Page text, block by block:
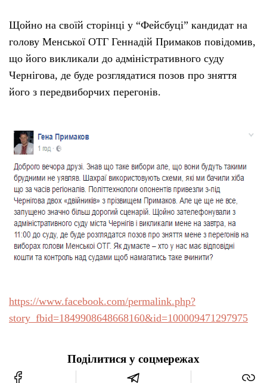
Щойно на своїй сторінці у “Фейсбуці” кандидат на
голову Менської ОТГ Геннадій Примаков повідомив,
що його викликали до адміністративного суду
Чернігова, де буде розглядатися позов про зняття
його з передвиборчих перегонів.
https://www.facebook.com/permalink.php?
story_fbid=1849908648668160&id=100009471297975
Поділитися у соцмережах